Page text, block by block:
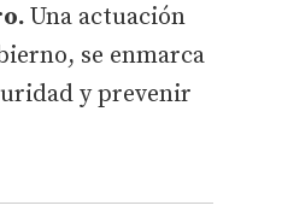
Una actuación
se enmarca
y prevenir